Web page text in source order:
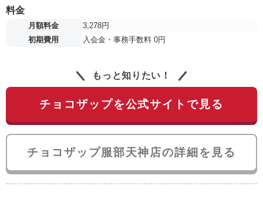
料金
月額料金
3,278円
初期費用
入会金・事務手数料 0円
もっと知りたい！
チョコザップを公式サイトで見る
チョコザップ服部天神店の詳細を見る